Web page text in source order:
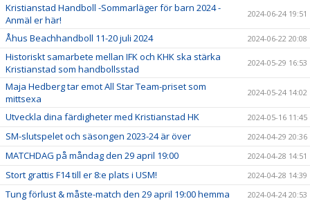
Kristianstad Handboll -Sommarläger för barn 2024 -
Anmäl er här!
2024-06-24 19:51
Åhus Beachhandboll 11-20 juli 2024 2024-06-22 20:08
Historiskt samarbete mellan IFK och KHK ska stärka
Kristianstad som handbollsstad
2024-05-29 16:53
Maja Hedberg tar emot All Star Team-priset som
mittsexa
2024-05-24 14:02
Utveckla dina färdigheter med Kristianstad HK 2024-05-16 11:45
SM-slutspelet och säsongen 2023-24 är över 2024-04-29 20:36
MATCHDAG på måndag den 29 april 19:00 2024-04-28 14:51
Stort grattis F14 till er 8:e plats i USM! 2024-04-28 14:39
Tung förlust & måste-match den 29 april 19:00 hemma 2024-04-24 20:53